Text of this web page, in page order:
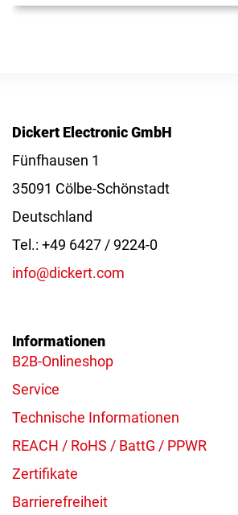
Dickert Electronic GmbH
Fünfhausen 1
35091 Cölbe-Schönstadt
Deutschland
Tel.: +49 6427 / 9224-0
info@dickert.com
Informationen
B2B-Onlineshop
Service
Technische Informationen
REACH / RoHS / BattG / PPWR
Zertifikate
Barrierefreiheit